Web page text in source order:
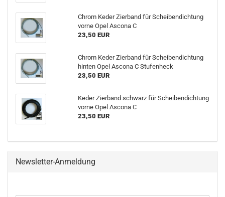
Chrom Keder Zierband für Scheibendichtung
vorne Opel Ascona C
23,50 EUR
Chrom Keder Zierband für Scheibendichtung
hinten Opel Ascona C Stufenheck
23,50 EUR
Keder Zierband schwarz für Scheibendichtung
vorne Opel Ascona C
23,50 EUR
Newsletter-Anmeldung